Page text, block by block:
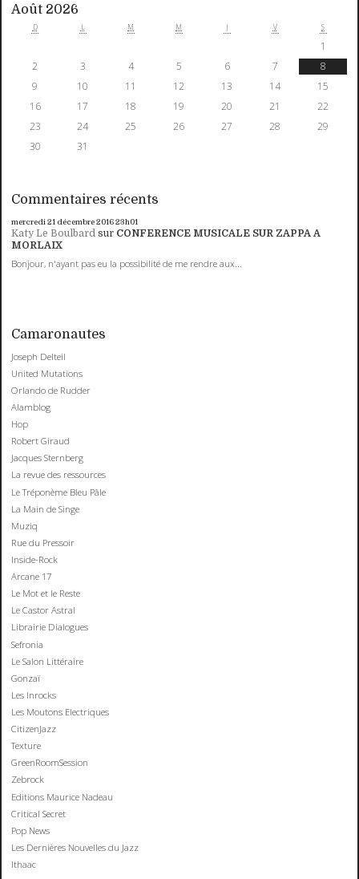
Août 2026
D L M M J V S
1
2
3 4 5 6 7
8
9
10 11 12 13 14
15
16
17 18 19 20 21
22
23
24 25 26 27 28
29
30
31
Commentaires récents
mercredi 21 décembre 201623h01
Katy Le Boulbard sur CONFERENCE MUSICALE SUR ZAPPA A
MORLAIX
Bonjour, n'ayant pas eu la possibilité de me rendre aux...
Camaronautes
Joseph Delteil
United Mutations
Orlando de Rudder
Alamblog
Hop
Robert Giraud
Jacques Sternberg
La revue des ressources
Le Tréponème Bleu Pâle
La Main de Singe
Muziq
Rue du Pressoir
Inside-Rock
Arcane 17
Le Mot et le Reste
Le Castor Astral
Librairie Dialogues
Sefronia
Le Salon Littéraire
Gonzaï
Les Inrocks
Les Moutons Electriques
CitizenJazz
Texture
GreenRoomSession
Zebrock
Editions Maurice Nadeau
Critical Secret
Pop News
Les Dernières Nouvelles du Jazz
Ithaac